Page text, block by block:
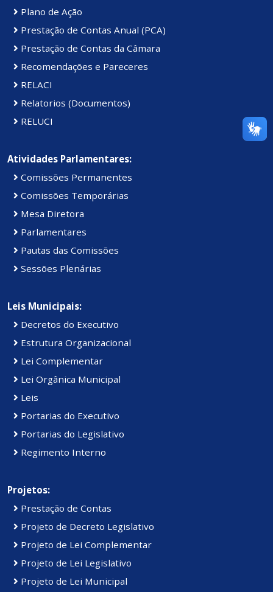
Plano de Ação
Prestação de Contas Anual (PCA)
Prestação de Contas da Câmara
Recomendações e Pareceres
RELACI
Relatorios (Documentos)
RELUCI
Atividades Parlamentares:
Comissões Permanentes
Comissões Temporárias
Mesa Diretora
Parlamentares
Pautas das Comissões
Sessões Plenárias
Leis Municipais:
Decretos do Executivo
Estrutura Organizacional
Lei Complementar
Lei Orgânica Municipal
Leis
Portarias do Executivo
Portarias do Legislativo
Regimento Interno
Projetos:
Prestação de Contas
Projeto de Decreto Legislativo
Projeto de Lei Complementar
Projeto de Lei Legislativo
Projeto de Lei Municipal